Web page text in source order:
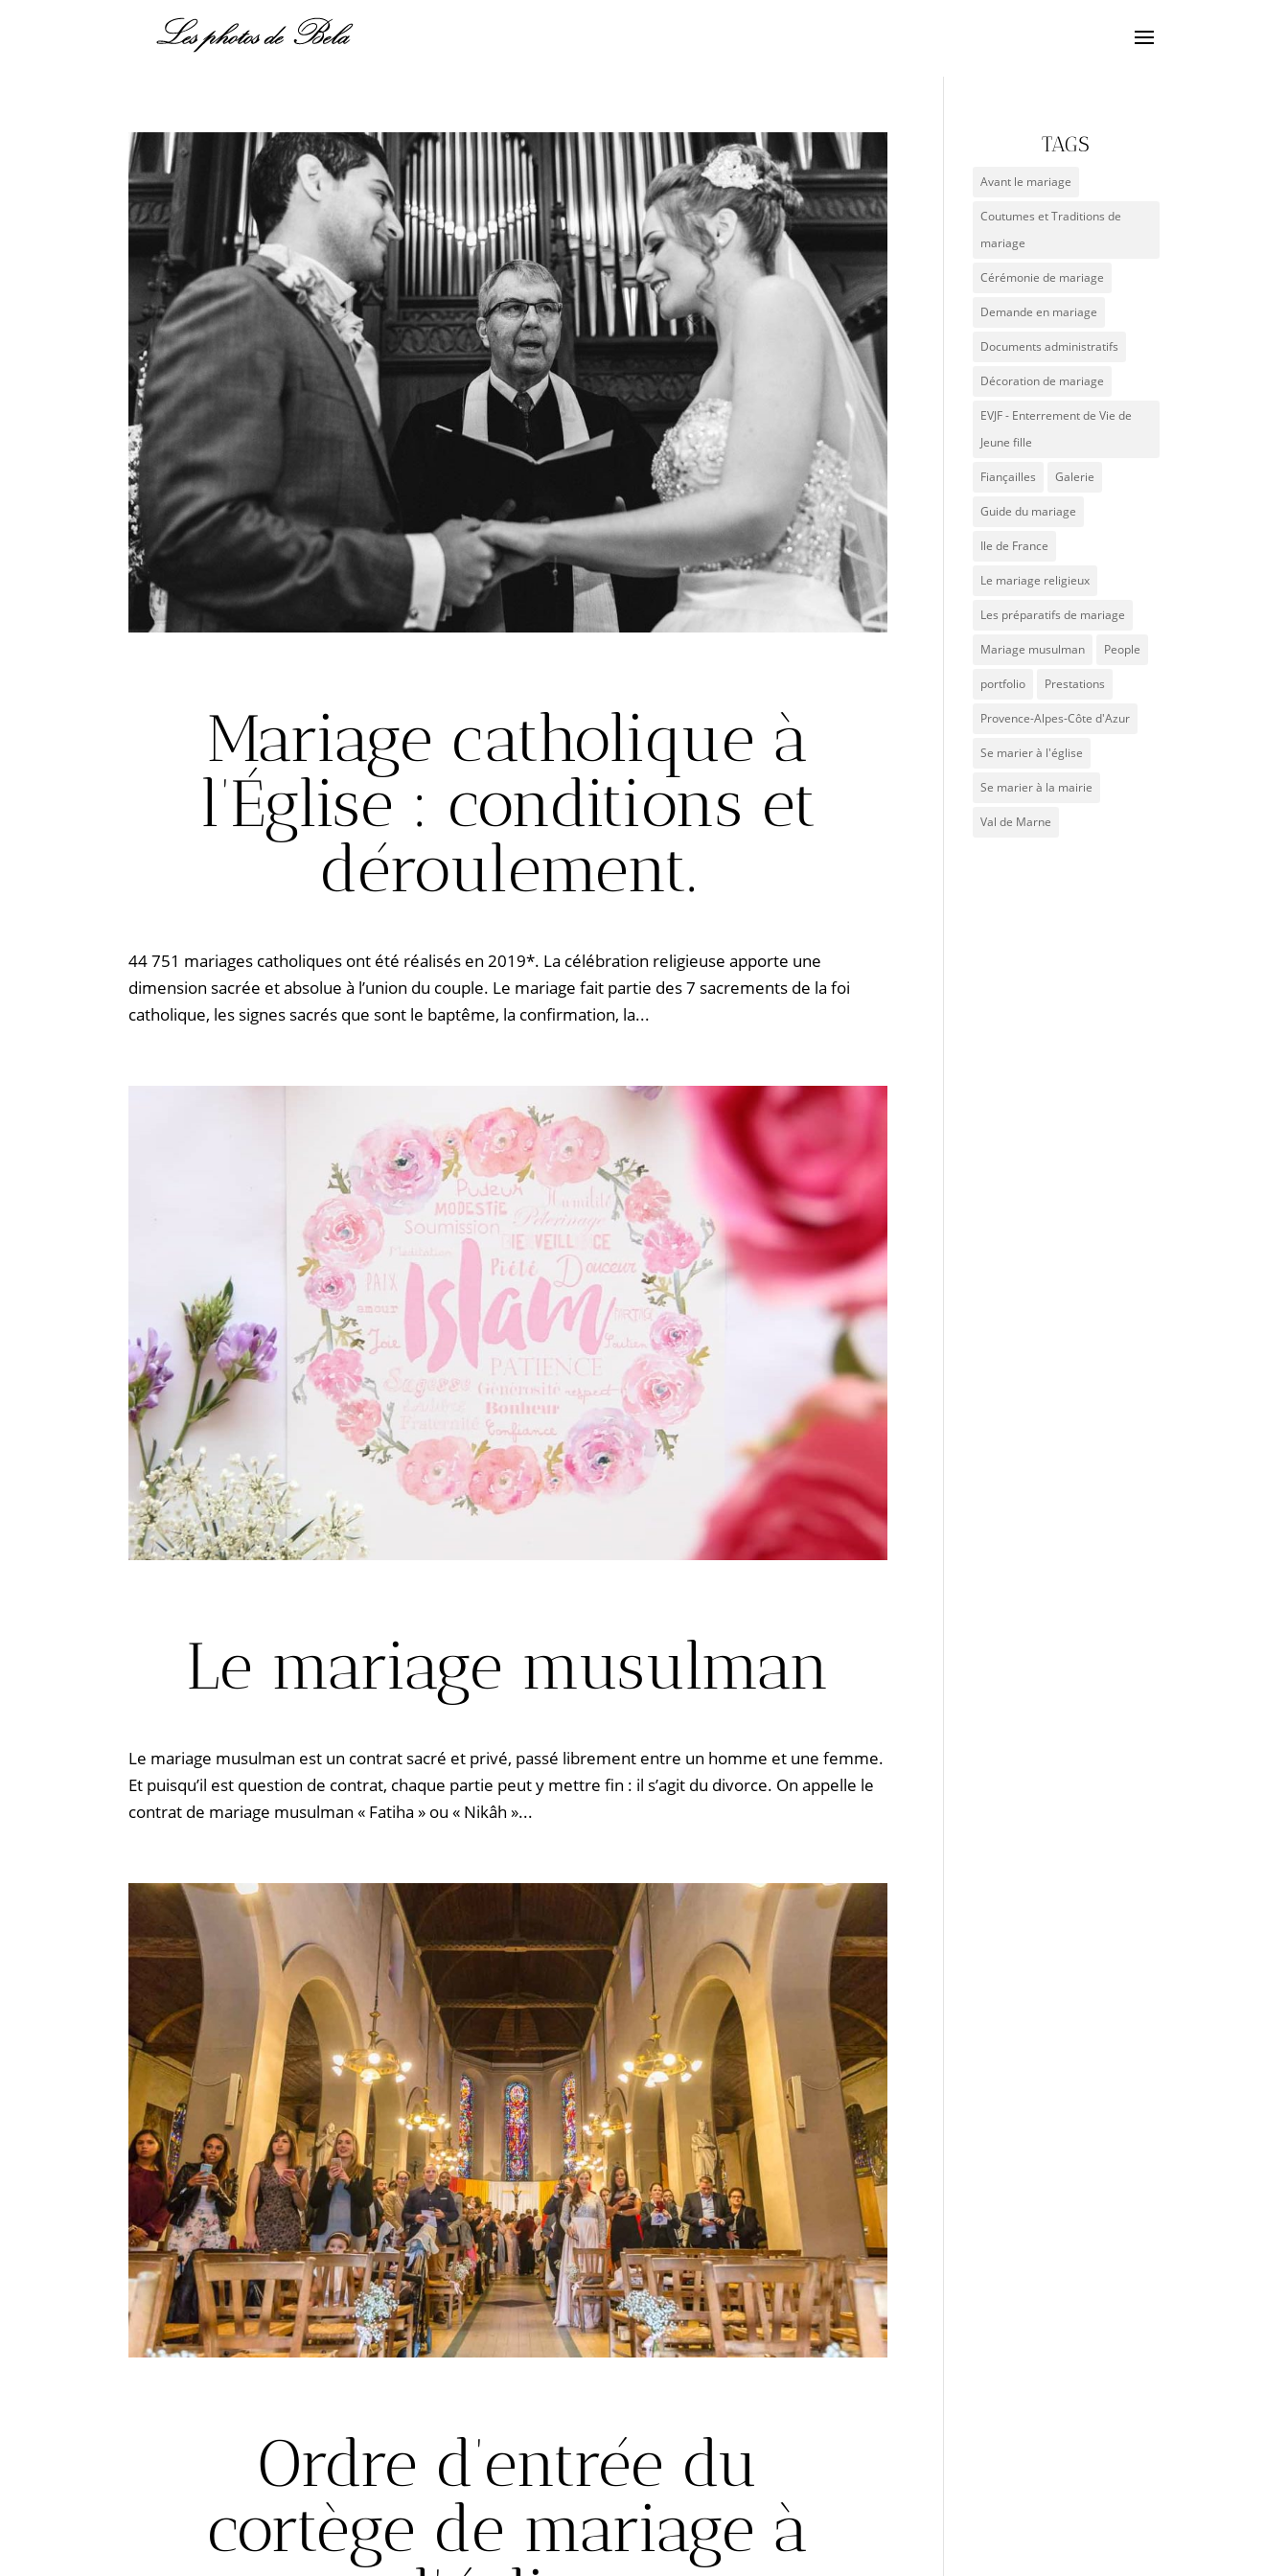
Mariage catholique à
l’Église : conditions et
déroulement.
44 751 mariages catholiques ont été réalisés en 2019*. La célébration religieuse apporte une
dimension sacrée et absolue à l’union du couple. Le mariage fait partie des 7 sacrements de la foi
catholique, les signes sacrés que sont le baptême, la confirmation, la...
Le mariage musulman
Le mariage musulman est un contrat sacré et privé, passé librement entre un homme et une femme.
Et puisqu’il est question de contrat, chaque partie peut y mettre fin : il s’agit du divorce. On appelle le
contrat de mariage musulman « Fatiha » ou « Nikâh »...
Ordre d’entrée du
cortège de mariage à
TAGS
Avant le mariage
Coutumes et Traditions de
mariage
Cérémonie de mariage
Demande en mariage
Documents administratifs
Décoration de mariage
EVJF - Enterrement de Vie de
Jeune fille
Fiançailles Galerie
Guide du mariage
Ile de France
Le mariage religieux
Les préparatifs de mariage
Mariage musulman People
portfolio Prestations
Provence-Alpes-Côte d'Azur
Se marier à l'église
Se marier à la mairie
Val de Marne